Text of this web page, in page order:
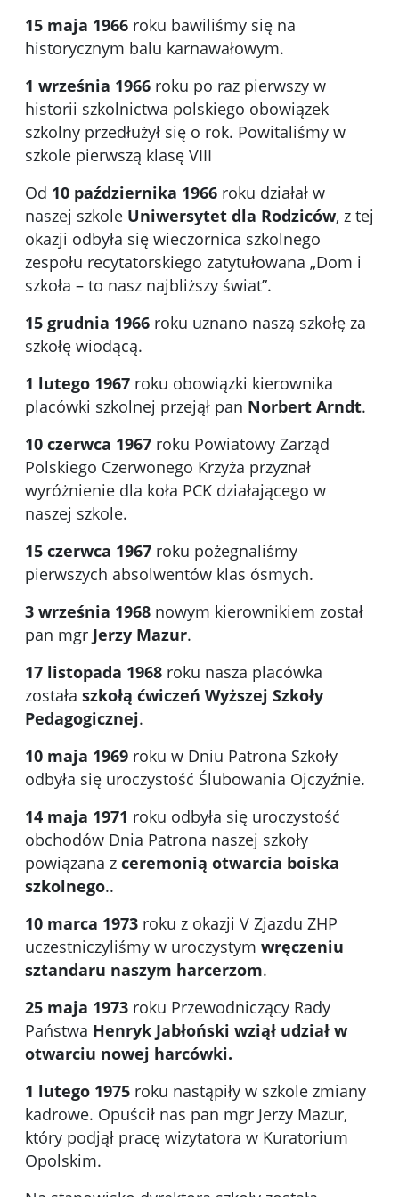
15 maja 1966 roku bawiliśmy się na
historycznym balu karnawałowym.
1 września 1966 roku po raz pierwszy w
historii szkolnictwa polskiego obowiązek
szkolny przedłużył się o rok. Powitaliśmy w
szkole pierwszą klasę VIII
Od 10 października 1966 roku działał w
naszej szkole Uniwersytet dla Rodziców, z tej
okazji odbyła się wieczornica szkolnego
zespołu recytatorskiego zatytułowana „Dom i
szkoła – to nasz najbliższy świat”.
15 grudnia 1966 roku uznano naszą szkołę za
szkołę wiodącą.
1 lutego 1967 roku obowiązki kierownika
placówki szkolnej przejął pan Norbert Arndt.
10 czerwca 1967 roku Powiatowy Zarząd
Polskiego Czerwonego Krzyża przyznał
wyróżnienie dla koła PCK działającego w
naszej szkole.
15 czerwca 1967 roku pożegnaliśmy
pierwszych absolwentów klas ósmych.
3 września 1968 nowym kierownikiem został
pan mgr Jerzy Mazur.
17 listopada 1968 roku nasza placówka
została szkołą ćwiczeń Wyższej Szkoły
Pedagogicznej.
10 maja 1969 roku w Dniu Patrona Szkoły
odbyła się uroczystość Ślubowania Ojczyźnie.
14 maja 1971 roku odbyła się uroczystość
obchodów Dnia Patrona naszej szkoły
powiązana z ceremonią otwarcia boiska
szkolnego..
10 marca 1973 roku z okazji V Zjazdu ZHP
uczestniczyliśmy w uroczystym wręczeniu
sztandaru naszym harcerzom.
25 maja 1973 roku Przewodniczący Rady
Państwa Henryk Jabłoński wziął udział w
otwarciu nowej harcówki.
1 lutego 1975 roku nastąpiły w szkole zmiany
kadrowe. Opuścił nas pan mgr Jerzy Mazur,
który podjął pracę wizytatora w Kuratorium
Opolskim.